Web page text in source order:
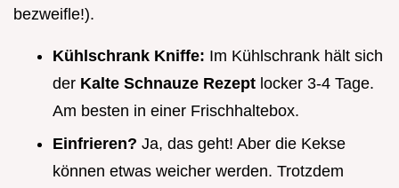
bezweifle!).
Kühlschrank Kniffe: Im Kühlschrank hält sich
der Kalte Schnauze Rezept locker 3-4 Tage.
Am besten in einer Frischhaltebox.
Einfrieren? Ja, das geht! Aber die Kekse
können etwas weicher werden. Trotzdem